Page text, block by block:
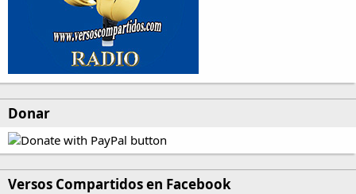
Donar
Versos Compartidos en Facebook